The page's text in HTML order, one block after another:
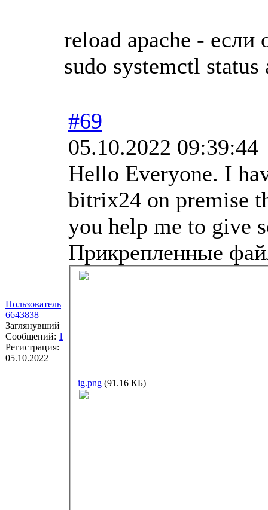
reload apache - если
sudo systemctl
Пользователь
6643838
Заглянувший
Сообщений: 1
Регистрация:
05.10.2022
#69
05.10.2022 09:39:44
Hello Everyone. I
bitrix24 on premise
you help me to give
Прикрепленные
ig.png (91.16 КБ)